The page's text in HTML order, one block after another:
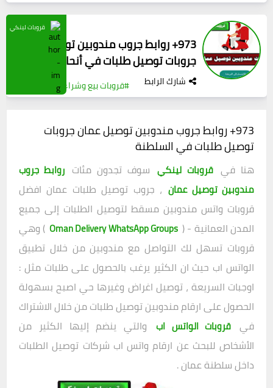
973+ روابط جروب مندوبين توصيل عمان
جروبات توصيل طلبات في أنحاء السلطنة
شارك الرابط #قروبات بيع وشراء
قروبات لينكي
973+ روابط جروب مندوبين توصيل عمان جروبات
توصيل طلبات في السلطنة
هنا في قروبات لينكي سوف تجدون مئات روابط جروب
مندوبين توصيل عمان ، جروب توصيل طلبات عمان افضل
قروبات واتس مندوبين مسقط لتوصيل الطلبات إلى جميع
المدن العمانية - (
) وهي
قروبات تسهل لك التواصل مع مندوبين من خلال تطبيق
الواتس اب حيث ان الكثير يرغب بالحصول على طلبات مثل :
اوجبات السريعة ، توصيل اغراض وغيرها حي اصبح بسهولة
الحصول على ارقام مندوبين توصيل طلبات من خلال الاشتراك
في قروبات الواتس اب والتي ينضم إليها الكثير من
الأشخاص للبحث عن ارقام واتس اب شركات توصيل الطلبات
داخل سلطنة عمان .